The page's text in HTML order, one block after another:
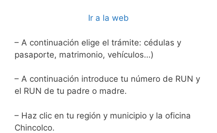
Ir a la web
– A continuación elige el trámite: cédulas y
pasaporte, matrimonio, vehículos…)
– A continuación introduce tu número de RUN y
el RUN de tu padre o madre.
– Haz clic en tu región y municipio y la oficina
Chincolco.